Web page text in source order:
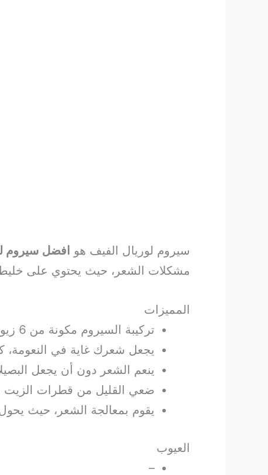
سيروم لوريال الفيف هو افضل سيروم
مشكلات الشعر، حيث يحتوي على خليط
المميزات
تركيبة السيروم مكونة من 6 زيوت مستخلصة من الزهور.
يجعل شعرك غاية في النعومة،
ينعم الشعر دون أن يجعل
ضعي القليل من قطرات الزيت
يقوم بمعالجة الشعر، حيث
العيوب
–